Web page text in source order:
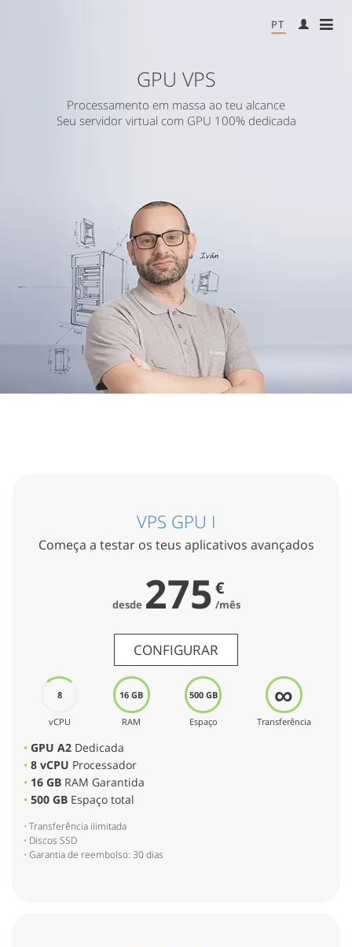
PT
GPU VPS
Processamento em massa ao teu alcance
Seu servidor virtual com GPU 100% dedicada
VPS GPU I
Começa a testar os teus aplicativos avançados
desde 275€
/mês
CONFIGURAR
8
vCPU
16 GB
RAM
500 GB
Espaço
∞
Transferência
GPU A2Dedicada
8 vCPU Processador
16 GBRAM Garantida
500 GBEspaço total
Transferência ilimitada
Discos SSD
Garantia de reembolso: 30 dias